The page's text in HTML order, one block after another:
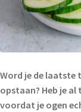
Word je de laatste
opstaan? Heb je
voordat je ogen